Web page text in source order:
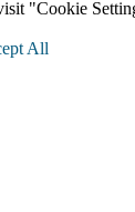
"Cookie
All